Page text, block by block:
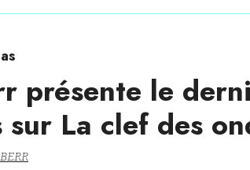
présente le
La clef des